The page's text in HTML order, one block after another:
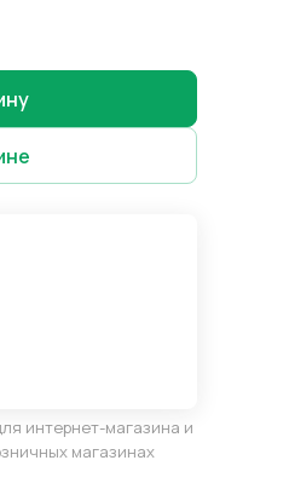
интернет-магазина и
магазинах